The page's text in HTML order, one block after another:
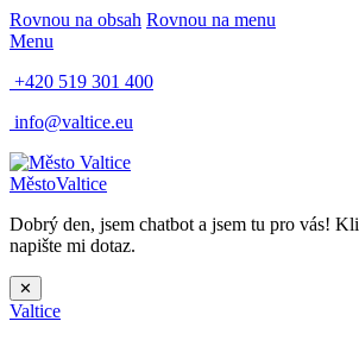
Rovnou na obsah Rovnou na menu
Menu
+420 519 301 400
info@valtice.eu
MěstoValtice
Dobrý den, jsem chatbot a jsem tu pro vás!
napište mi dotaz.
✕
Valtice